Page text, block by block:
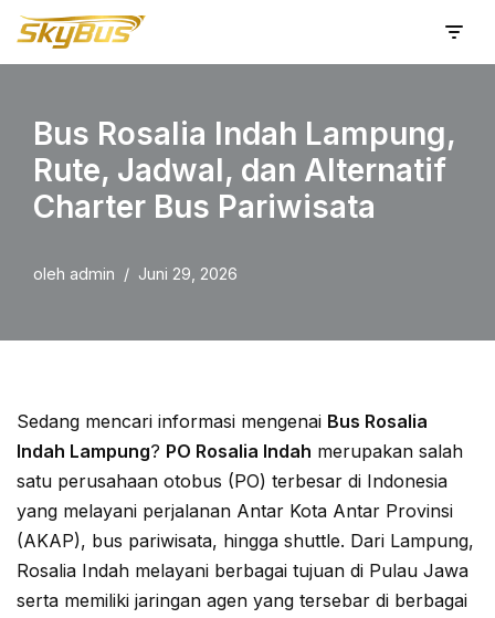
Lompat
konten
Bus Rosalia Indah Lampung,
Rute, Jadwal, dan Alternatif
Charter Bus Pariwisata
oleh admin Juni 29, 2026
Sedang mencari informasi mengenai Bus Rosalia
Indah Lampung? PO Rosalia Indah merupakan salah
satu perusahaan otobus (PO) terbesar di Indonesia
yang melayani perjalanan Antar Kota Antar Provinsi
(AKAP), bus pariwisata, hingga shuttle. Dari Lampung,
Rosalia Indah melayani berbagai tujuan di Pulau Jawa
serta memiliki jaringan agen yang tersebar di berbagai